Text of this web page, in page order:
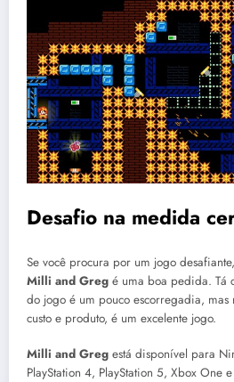
Desafio na medida
Se você procura por um jogo
Milli and Greg é uma boa pedida. Tá
do jogo é um pouco escorregadia,
custo e produto, é um excelente jogo.
Milli and Greg está disponível para
PlayStation 4, PlayStation 5, Xbox One